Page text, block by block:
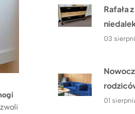
Rafała
03
01